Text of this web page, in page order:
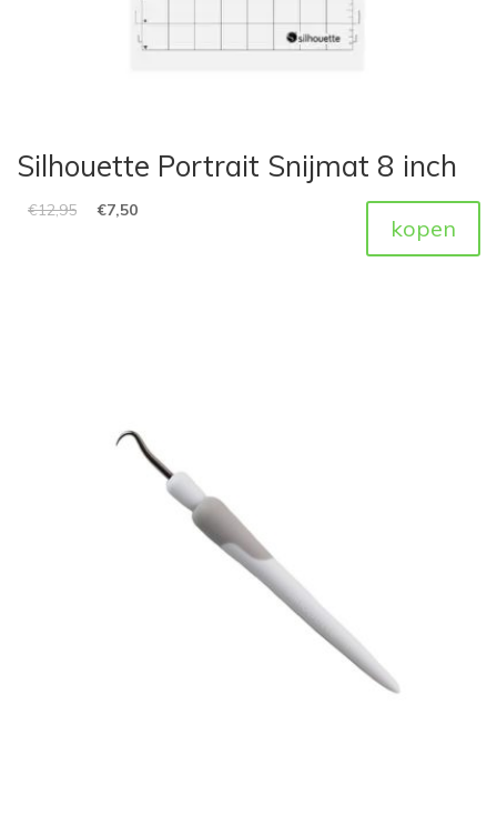
Silhouette Portrait Snijmat 8 inch
€12,95 €7,50
kopen